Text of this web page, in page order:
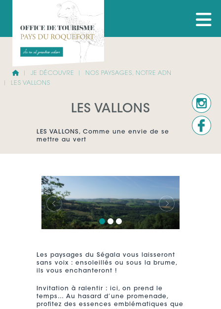
JE DÉCOUVRE
NOS PAYSAGES, NOTRE ADN
LES VALLONS
LES VALLONS
LES VALLONS, Comme une envie de se
mettre au vert
Les paysages du Ségala vous laisseront
sans voix : ensoleillés ou sous la brume,
ils vous enchanteront !
Invitation à ralentir : ici, on prend le
temps… Au hasard d’une promenade,
profitez des essences emblématiques que